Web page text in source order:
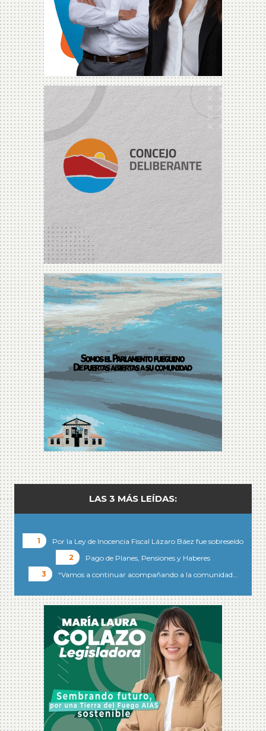
LAS 3 MÁS LEÍDAS:
Por la Ley de Inocencia Fiscal Lázaro Báez fue sobreseído
Pago de Planes, Pensiones y Haberes
“Vamos a continuar acompañando a la comunidad…